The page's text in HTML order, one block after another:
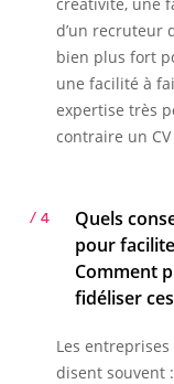
d’un recruteur
bien plus fort
une facilité à
expertise très
contraire un
/ 4
Quels
pour
Comment
fidéliser
Les
disent souvent